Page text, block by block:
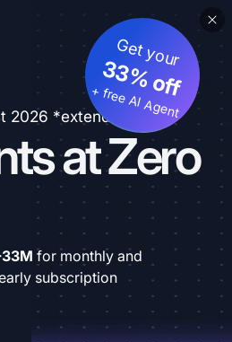
2026 *extended
at Zero
Get your
33% off
+ free AI Agent
for monthly and
subscription